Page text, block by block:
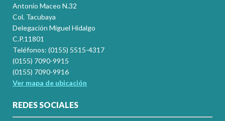
Antonio Maceo N.32
Col. Tacubaya
Delegación Miguel Hidalgo
C.P.11801
Teléfonos: (0155) 5515-4317
(0155) 7090-9915
(0155) 7090-9916
Ver mapa de ubicación
REDES SOCIALES